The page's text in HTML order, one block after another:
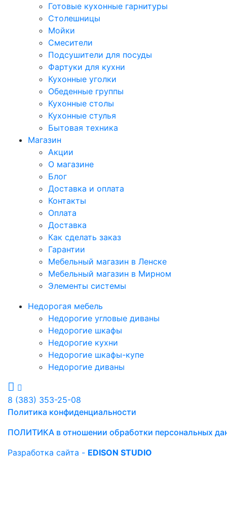
Готовые кухонные гарнитуры
Столешницы
Мойки
Смесители
Подсушители для посуды
Фартуки для кухни
Кухонные уголки
Обеденные группы
Кухонные столы
Кухонные стулья
Бытовая техника
Магазин
Акции
О магазине
Блог
Доставка и оплата
Контакты
Оплата
Доставка
Как сделать заказ
Гарантии
Мебельный магазин в Ленске
Мебельный магазин в Мирном
Элементы системы
Недорогая мебель
Недорогие угловые диваны
Недорогие шкафы
Недорогие кухни
Недорогие шкафы-купе
Недорогие диваны
8 (383) 353-25-08
Политика конфиденциальности
ПОЛИТИКА в отношении обработки персональных
Разработка сайта - EDISON STUDIO